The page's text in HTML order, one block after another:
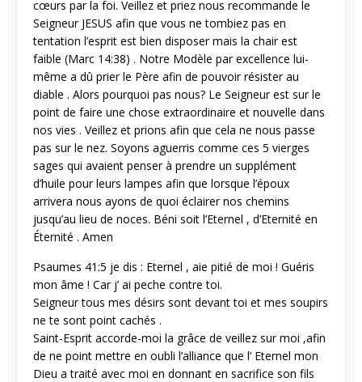
cœurs par la foi. Veillez et priez nous recommande le
Seigneur JESUS afin que vous ne tombiez pas en
tentation l’esprit est bien disposer mais la chair est
faible (Marc 14:38) . Notre Modèle par excellence lui-
même a dû prier le Père afin de pouvoir résister au
diable . Alors pourquoi pas nous? Le Seigneur est sur le
point de faire une chose extraordinaire et nouvelle dans
nos vies . Veillez et prions afin que cela ne nous passe
pas sur le nez. Soyons aguerris comme ces 5 vierges
sages qui avaient penser à prendre un supplément
d’huile pour leurs lampes afin que lorsque l’époux
arrivera nous ayons de quoi éclairer nos chemins
jusqu’au lieu de noces. Béni soit l’Eternel , d’Eternité en
Éternité . Amen
Psaumes 41:5 je dis : Eternel , aie pitié de moi ! Guéris
mon âme ! Car j’ ai peche contre toi.
Seigneur tous mes désirs sont devant toi et mes soupirs
ne te sont point cachés .
Saint-Esprit accorde-moi la grâce de veillez sur moi ,afin
de ne point mettre en oubli l’alliance que l’ Eternel mon
Dieu a traité avec moi en donnant en sacrifice son fils